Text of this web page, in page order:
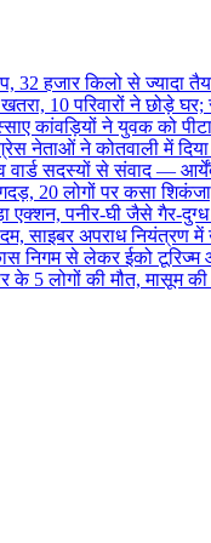
32 हजार किलो से ज्यादा
10 परिवारों ने छोड़े घर;
कांवड़ियों ने युवक को
नेताओं ने कोतवाली में
सदस्यों से संवाद —
20 लोगों पर कसा
एक्शन, पनीर-घी जैसे गैर-दुग्ध
साइबर अपराध नियंत्रण
निगम से लेकर ईको टूरिज्म
के 5 लोगों की मौत, मासूम